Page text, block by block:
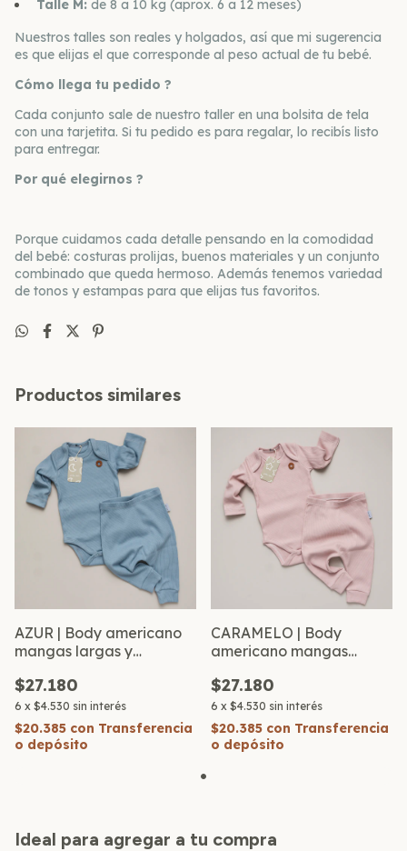
Talle M: de 8 a 10 kg (aprox. 6 a 12 meses)
Nuestros talles son reales y holgados, así que mi sugerencia
es que elijas el que corresponde al peso actual de tu bebé.
Cómo llega tu pedido ?
Cada conjunto sale de nuestro taller en una bolsita de tela
con una tarjetita. Si tu pedido es para regalar, lo recibís listo
para entregar.
Por qué elegirnos ?
Porque cuidamos cada detalle pensando en la comodidad
del bebé: costuras prolijas, buenos materiales y un conjunto
combinado que queda hermoso. Además tenemos variedad
de tonos y estampas para que elijas tus favoritos.
Productos similares
AZUR | Body americano
mangas largas y
$27.180
6 x $4.530 sin interés
$20.385 con Transferencia
o depósito
CARAMELO | Body
americano mangas
morley
$27.180
6 x $4.530 sin interés
$20.385 con Transferencia
o depósito
Ideal para agregar a tu compra